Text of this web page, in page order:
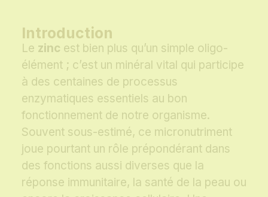
Introduction
Le zinc est bien plus qu’un simple oligo-
élément ; c’est un minéral vital qui participe
à des centaines de processus
enzymatiques essentiels au bon
fonctionnement de notre organisme.
Souvent sous-estimé, ce micronutriment
joue pourtant un rôle prépondérant dans
des fonctions aussi diverses que la
réponse immunitaire, la santé de la peau ou